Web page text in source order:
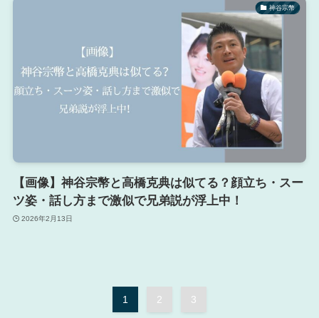
神谷宗幣
【画像】神谷宗幣と高橋克典は似てる？顔立ち・スー
ツ姿・話し方まで激似で兄弟説が浮上中！
2026年2月13日
1 2 3